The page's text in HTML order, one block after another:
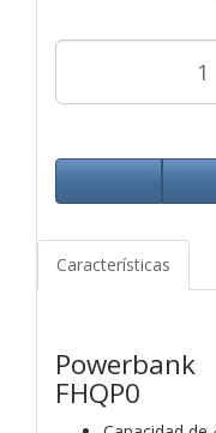
Características
FHQP0